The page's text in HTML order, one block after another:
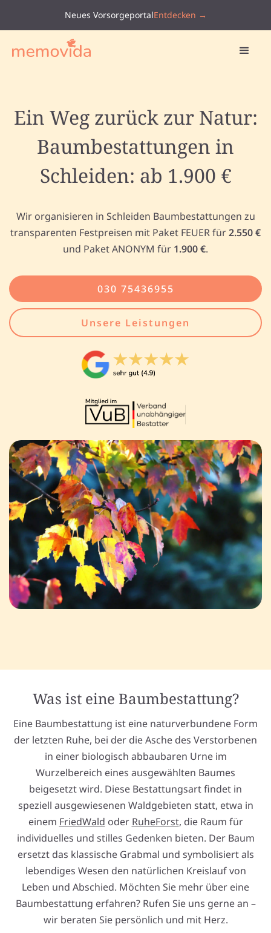
Neues VorsorgeportalEntdecken →
Ein Weg zurück zur Natur:
Baumbestattungen in
Schleiden: ab 1.900 €
Wir organisieren in Schleiden Baumbestattungen zu
transparenten Festpreisen mit Paket FEUER für2.550 €
und Paket ANONYM für 1.900 €.
030 75436955
Unsere Leistungen
Was ist eine Baumbestattung?
Eine Baumbestattung ist eine naturverbundene Form
der letzten Ruhe, bei der die Asche des Verstorbenen
in einer biologisch abbaubaren Urne im
Wurzelbereich eines ausgewählten Baumes
beigesetzt wird. Diese Bestattungsart findet in
speziell ausgewiesenen Waldgebieten statt, etwa in
einem FriedWald oder RuheForst, die Raum für
individuelles und stilles Gedenken bieten. Der Baum
ersetzt das klassische Grabmal und symbolisiert als
lebendiges Wesen den natürlichen Kreislauf von
Leben und Abschied. Möchten Sie mehr über eine
Baumbestattung erfahren? Rufen Sie uns gerne an –
wir beraten Sie persönlich und mit Herz.